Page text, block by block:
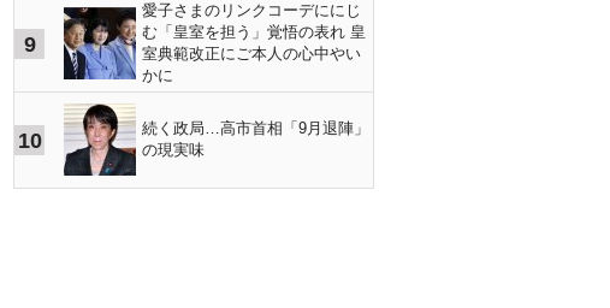
9
愛子さまのリンクコーデににじ
む「皇室を担う」覚悟の表れ 皇
室典範改正にご本人の心中やい
かに
10
続く政局…高市首相「9月退陣」
の現実味